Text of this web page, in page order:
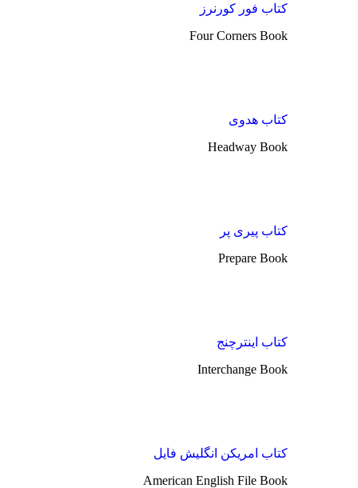
کتاب فور کورنرز
Four Corners Book
کتاب هدوی
Headway Book
کتاب پیری پر
Prepare Book
کتاب اینترچنج
Interchange Book
کتاب امریکن انگلیش فایل
American English File Book